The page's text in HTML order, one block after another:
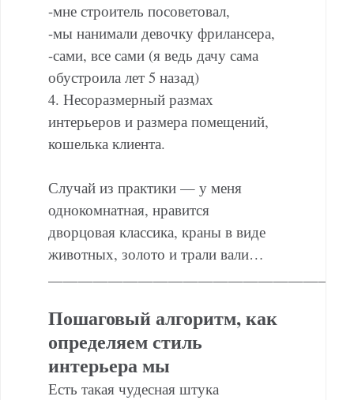
-мне строитель посоветовал,
-мы нанимали девочку фрилансера,
-сами, все сами (я ведь дачу сама
обустроила лет 5 назад)
4. Несоразмерный размах
интерьеров и размера помещений,
кошелька клиента.
Случай из практики — у меня
однокомнатная, нравится
дворцовая классика, краны в виде
животных, золото и трали вали…
———————————————————
Пошаговый алгоритм, как
определяем стиль
интерьера мы
Есть такая чудесная штука